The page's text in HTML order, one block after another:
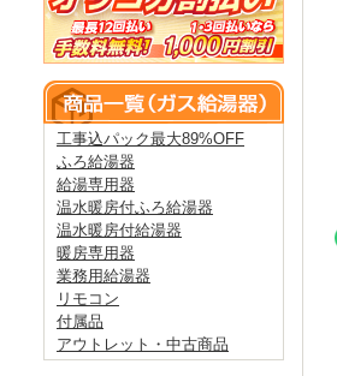
工事込パック最大89%OFF
ふろ給湯器
給湯専用器
温水暖房付ふろ給湯器
温水暖房付給湯器
暖房専用器
業務用給湯器
リモコン
付属品
アウトレット・中古商品